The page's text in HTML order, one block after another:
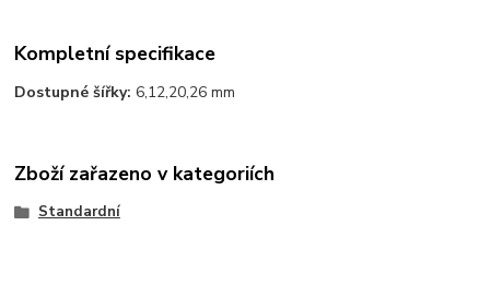
Kompletní specifikace
Dostupné šířky: 6,12,20,26 mm
Zboží zařazeno v kategoriích
Standardní